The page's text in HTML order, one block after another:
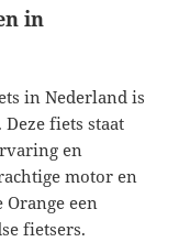
in
in Nederland is
fiets staat
en
motor en
Orange een
fietsers.